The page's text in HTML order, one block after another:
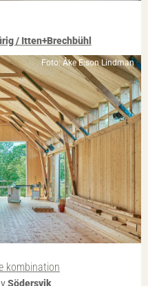
/ Itten+Brechbühl
Foto: Åke E:son Lindman
kombination
Södersvik